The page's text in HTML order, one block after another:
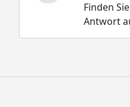
Finden
Antwort